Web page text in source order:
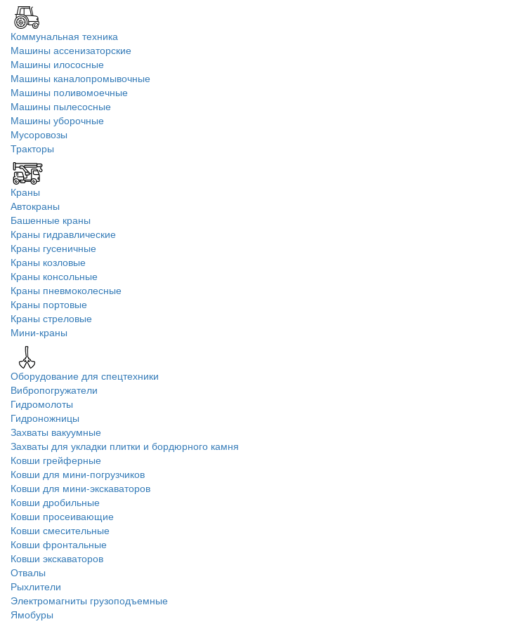
Коммунальная техника
Машины ассенизаторские
Машины илососные
Машины каналопромывочные
Машины поливомоечные
Машины пылесосные
Машины уборочные
Мусоровозы
Тракторы
Краны
Автокраны
Башенные краны
Краны гидравлические
Краны гусеничные
Краны козловые
Краны консольные
Краны пневмоколесные
Краны портовые
Краны стреловые
Мини-краны
Оборудование для спецтехники
Вибропогружатели
Гидромолоты
Гидроножницы
Захваты вакуумные
Захваты для укладки плитки и бордюрного камня
Ковши грейферные
Ковши для мини-погрузчиков
Ковши для мини-экскаваторов
Ковши дробильные
Ковши просеивающие
Ковши смесительные
Ковши фронтальные
Ковши экскаваторов
Отвалы
Рыхлители
Электромагниты грузоподъемные
Ямобуры